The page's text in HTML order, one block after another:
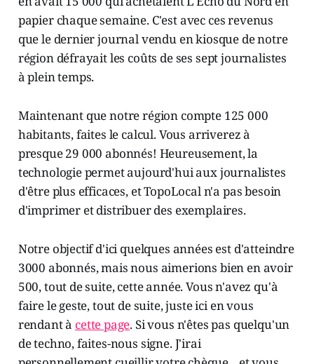
papier chaque semaine. C'est avec ces revenus
que le dernier journal vendu en kiosque de notre
région défrayait les coûts de ses sept journalistes
à plein temps.
Maintenant que notre région compte 125 000
habitants, faites le calcul. Vous arriverez à
presque 29 000 abonnés! Heureusement, la
technologie permet aujourd'hui aux journalistes
d'être plus efficaces, et TopoLocal n'a pas besoin
d'imprimer et distribuer des exemplaires.
Notre objectif d'ici quelques années est d'atteindre
3000 abonnés, mais nous aimerions bien en avoir
500, tout de suite, cette année. Vous n'avez qu'à
faire le geste, tout de suite, juste ici en vous
rendant à cette page. Si vous n'êtes pas quelqu'un
de techno, faites-nous signe. J'irai